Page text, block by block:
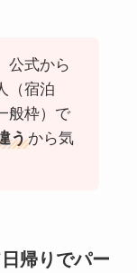
公式から
（宿泊
般枠）で
うから気
帰りでパー